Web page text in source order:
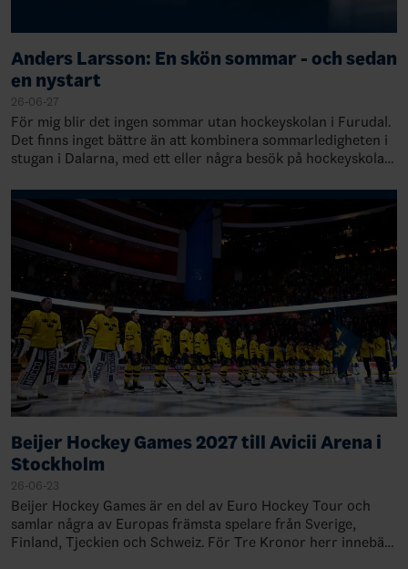
Anders Larsson: En skön sommar - och sedan
en nystart
26-06-27
För mig blir det ingen sommar utan hockeyskolan i Furudal.
Det finns inget bättre än att kombinera sommarledigheten i
stugan i Dalarna, med ett eller några besök på hockeyskolan
Beijer Hockey Games 2027 till Avicii Arena i
Stockholm
26-06-23
Beijer Hockey Games är en del av Euro Hockey Tour och
samlar några av Europas främsta spelare från Sverige,
Finland, Tjeckien och Schweiz. För Tre Kronor herr innebär